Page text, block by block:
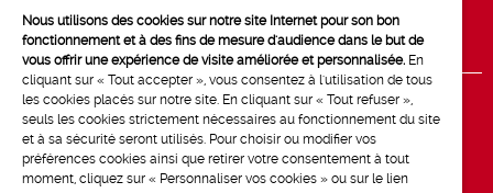
Privacy and cookie policy
Nous utilisons des cookies sur notre site Internet pour son bon
fonctionnement et à des fins de mesure d'audience dans le but de
vous offrir une expérience de visite améliorée et personnalisée. En
cliquant sur « Tout accepter », vous consentez à l'utilisation de tous
les cookies placés sur notre site. En cliquant sur « Tout refuser »,
seuls les cookies strictement nécessaires au fonctionnement du site
et à sa sécurité seront utilisés. Pour choisir ou modifier vos
préférences cookies ainsi que retirer votre consentement à tout
moment, cliquez sur « Personnaliser vos cookies » ou sur le lien